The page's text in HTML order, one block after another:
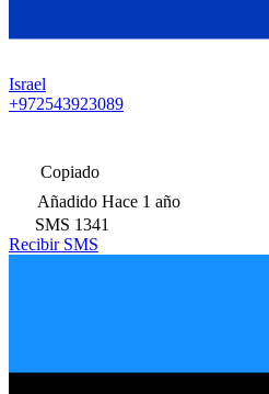
Israel
+972543923089
Copiado
Añadido Hace 1 año
SMS 1341
Recibir SMS